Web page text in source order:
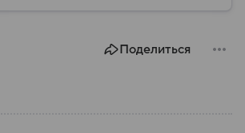
Поделиться